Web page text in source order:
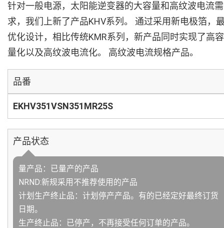
针对一般电源，太阳能逆变器的大容量和高纹波电流需
求，我们上新了产品KHV系列。 通过采用新电极箔，
优化设计，相比传统KMR系列，新产品同时实现了高容
量化以及高纹波电流化。 高纹波电流规格产品。
品番
EKHV351VSN351MR25S
产品状态
量产品：已量产的产品
NRND:新规采用不推荐使用的产品
计划生产终止品：计划停产产品。有的已经定好最终订货
日期。
生产终止品：已停产，不再接受任何订单的产品。